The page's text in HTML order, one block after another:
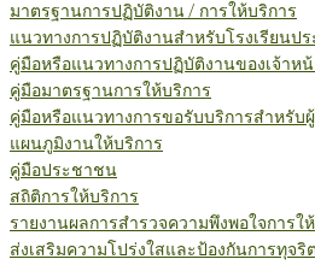
มาตรฐานการปฏิบัติงาน / การให้บริการ
แนวทางการปฏิบัติงานสำหรับโรงเรียนป
คู่มือหรือแนวทางการปฏิบัติงานของเจ้าห
คู่มือมาตรฐานการให้บริการ
คู่มือหรือแนวทางการขอรับบริการสำหรับ
แผนภูมิงานให้บริการ
คู่มือประชาชน
สถิติการให้บริการ
รายงานผลการสำรวจความพึงพอใจการใ
ส่งเสริมความโปร่งใสและป้องกันการทุจริต